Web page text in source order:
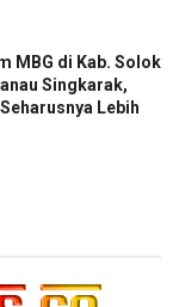
MBG di Kab. Solok
Singkarak,
Lebih